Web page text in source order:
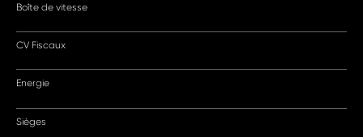
Boîte de vitesse
CV Fiscaux
Energie
Sièges